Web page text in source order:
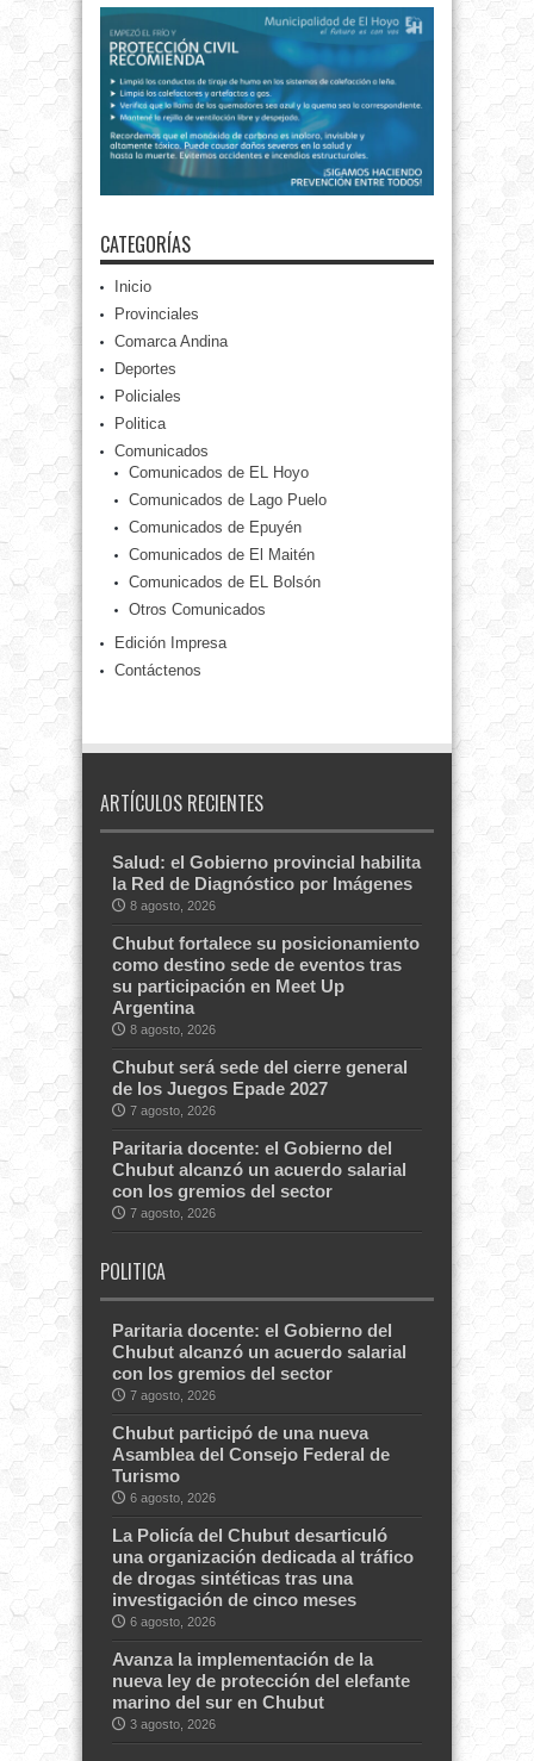
CATEGORÍAS
Inicio
Provinciales
Comarca Andina
Deportes
Policiales
Politica
Comunicados
Comunicados de EL Hoyo
Comunicados de Lago Puelo
Comunicados de Epuyén
Comunicados de El Maitén
Comunicados de EL Bolsón
Otros Comunicados
Edición Impresa
Contáctenos
ARTÍCULOS RECIENTES
Salud: el Gobierno provincial habilita
la Red de Diagnóstico por Imágenes
8 agosto, 2026
Chubut fortalece su posicionamiento
como destino sede de eventos tras
su participación en Meet Up
Argentina
8 agosto, 2026
Chubut será sede del cierre general
de los Juegos Epade 2027
7 agosto, 2026
Paritaria docente: el Gobierno del
Chubut alcanzó un acuerdo salarial
con los gremios del sector
7 agosto, 2026
POLITICA
Paritaria docente: el Gobierno del
Chubut alcanzó un acuerdo salarial
con los gremios del sector
7 agosto, 2026
Chubut participó de una nueva
Asamblea del Consejo Federal de
Turismo
6 agosto, 2026
La Policía del Chubut desarticuló
una organización dedicada al tráfico
de drogas sintéticas tras una
investigación de cinco meses
6 agosto, 2026
Avanza la implementación de la
nueva ley de protección del elefante
marino del sur en Chubut
3 agosto, 2026